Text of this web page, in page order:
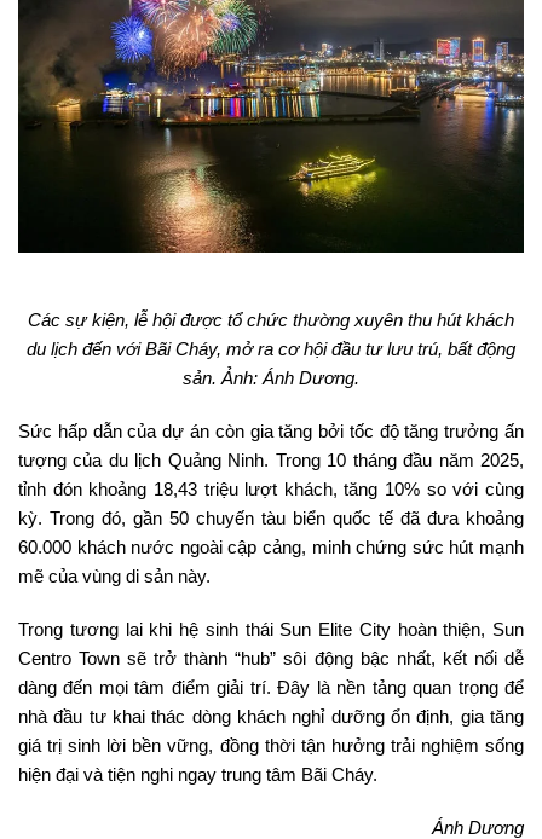
Các sự kiện, lễ hội được tổ chức thường xuyên thu hút khách
du lịch đến với Bãi Cháy, mở ra cơ hội đầu tư lưu trú, bất động
sản. Ảnh: Ánh Dương.
Sức hấp dẫn của dự án còn gia tăng bởi tốc độ tăng trưởng ấn
tượng của du lịch Quảng Ninh. Trong 10 tháng đầu năm 2025,
tỉnh đón khoảng 18,43 triệu lượt khách, tăng 10% so với cùng
kỳ. Trong đó, gần 50 chuyến tàu biển quốc tế đã đưa khoảng
60.000 khách nước ngoài cập cảng, minh chứng sức hút mạnh
mẽ của vùng di sản này.
Trong tương lai khi hệ sinh thái Sun Elite City hoàn thiện, Sun
Centro Town sẽ trở thành “hub” sôi động bậc nhất, kết nối dễ
dàng đến mọi tâm điểm giải trí. Đây là nền tảng quan trọng để
nhà đầu tư khai thác dòng khách nghỉ dưỡng ổn định, gia tăng
giá trị sinh lời bền vững, đồng thời tận hưởng trải nghiệm sống
hiện đại và tiện nghi ngay trung tâm Bãi Cháy.
Ánh Dương